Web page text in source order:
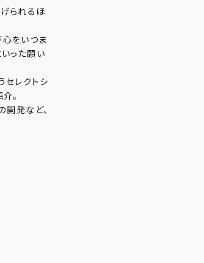
られるほ
をいつま
った願い
セレクトシ
。
開発など、